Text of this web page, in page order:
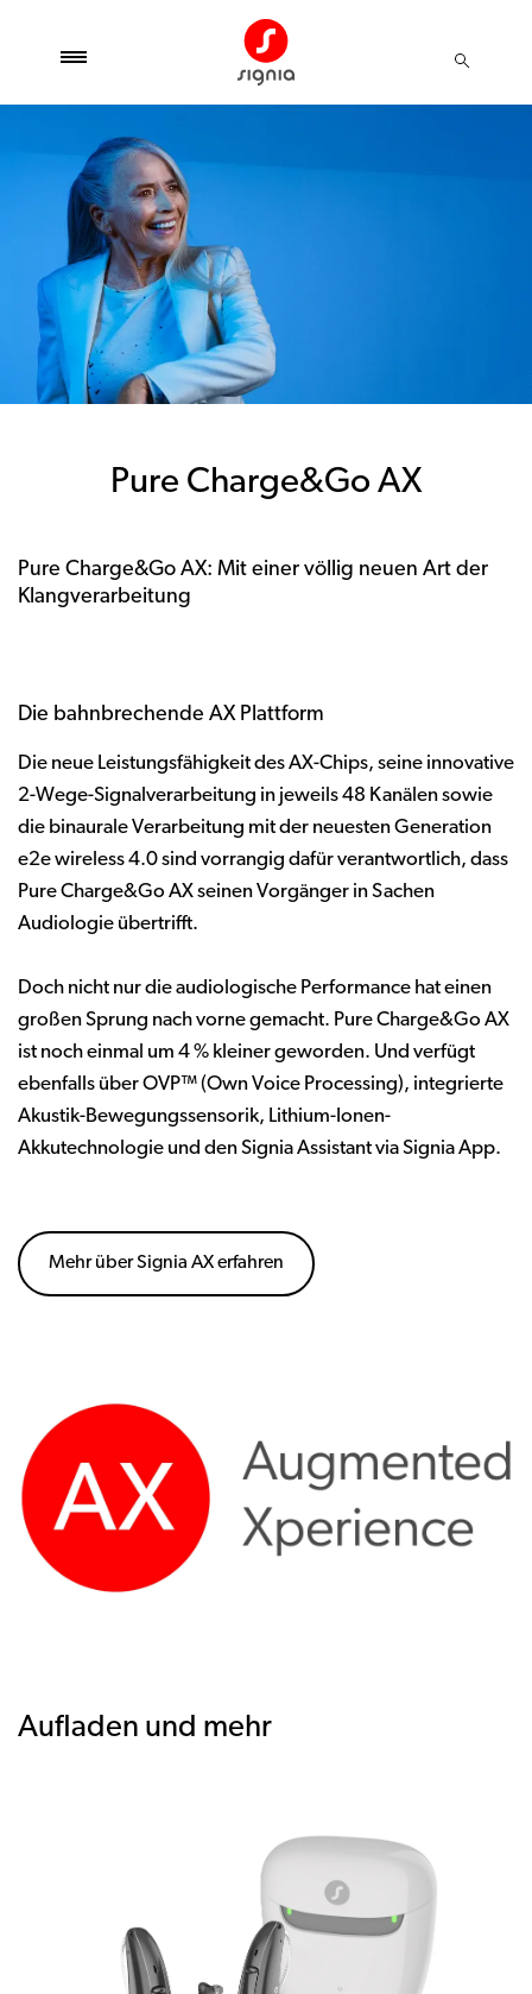
Pure Charge&Go AX
Pure Charge&Go AX: Mit einer völlig neuen Art der
Klangverarbeitung
Die bahnbrechende AX Plattform
Die neue Leistungsfähigkeit des AX-Chips, seine innovative
2-Wege-Signalverarbeitung in jeweils 48 Kanälen sowie
die binaurale Verarbeitung mit der neuesten Generation
e2e wireless 4.0 sind vorrangig dafür verantwortlich, dass
Pure Charge&Go AX seinen Vorgänger in Sachen
Audiologie übertrifft.
Doch nicht nur die audiologische Performance hat einen
großen Sprung nach vorne gemacht. Pure Charge&Go AX
ist noch einmal um 4 % kleiner geworden. Und verfügt
ebenfalls über OVP™ (Own Voice Processing), integrierte
Akustik-Bewegungssensorik, Lithium-Ionen-
Akkutechnologie und den Signia Assistant via Signia App.
Mehr über Signia AX erfahren
Aufladen und mehr